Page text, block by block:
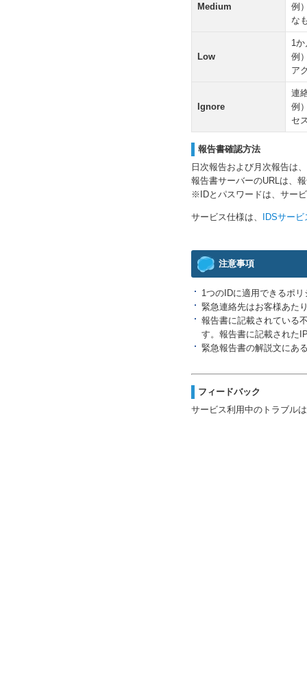
Medium
例
な
Low
1
例
ア
Ignore
連
例
セ
報告書確認方法
日次報告および月次報告は
報告書サーバーのURLは、
※IDとパスワードは、サー
サービス仕様は、 IDSサー
注意事項
1つのIDに適用できるポ
緊急連絡先はお客様あた
報告書に記載されている
す。報告書に記載された
緊急報告書の解説文にあ
フィードバック
サービス利用中のトラブル